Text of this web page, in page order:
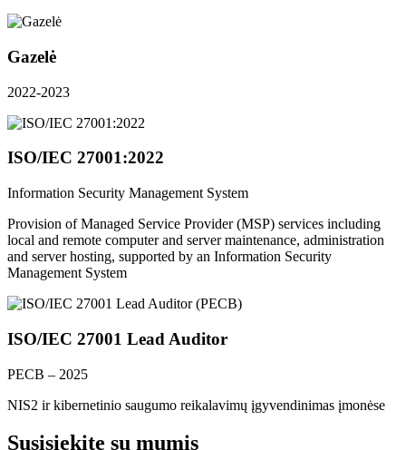
Gazelė
2022-2023
ISO/IEC 27001:2022
Information Security Management System
Provision of Managed Service Provider (MSP) services including
local and remote computer and server maintenance, administration
and server hosting, supported by an Information Security
Management System
ISO/IEC 27001 Lead Auditor
PECB – 2025
NIS2 ir kibernetinio saugumo reikalavimų įgyvendinimas įmonėse
Susisiekite su mumis